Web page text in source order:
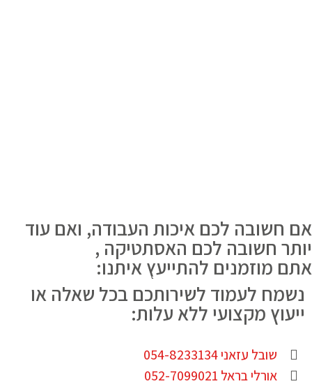
אם חשובה לכם איכות העבודה, ואם עוד
יותר חשובה לכם האסתטיקה ,
אתם מוזמנים להתייעץ איתנו:
נשמח לעמוד לשירותכם בכל שאלה או
ייעוץ מקצועי ללא עלות:
שובל עזאני 054-8233134
אורלי בראל 052-7099021